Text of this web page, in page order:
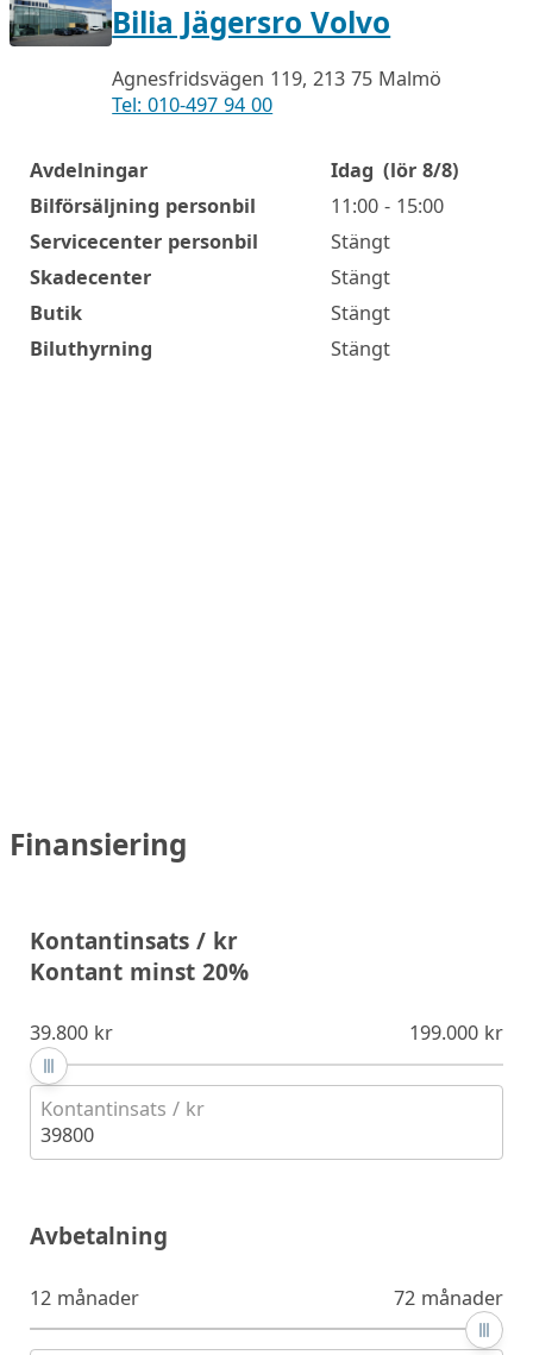
Bilia Jägersro Volvo
Agnesfridsvägen 119, 213 75 Malmö
Tel: 010-497 94 00
Öppettider
Avdelningar Idag (lör 8/8)
Bilförsäljning personbil
11:00 - 15:00
Servicecenter personbil
Stängt
Skadecenter
Stängt
Butik
Stängt
Biluthyrning
Stängt
Finansiering
Kontantinsats / kr
Kontant minst 20%
39.800 kr 199.000 kr
Kontantinsats / kr
39800
Avbetalning
12 månader 72 månader